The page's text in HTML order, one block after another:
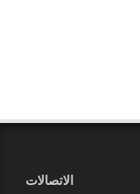
الاتصالات